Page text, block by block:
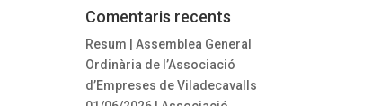
Comentaris recents
Resum | Assemblea General
Ordinària de l’Associació
d’Empreses de Viladecavalls